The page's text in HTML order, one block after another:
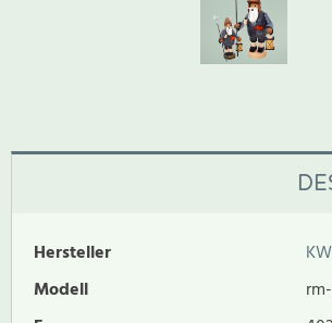
Hersteller
Modell